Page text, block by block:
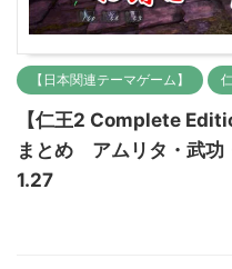
【日本関連テーマゲーム】
【仁王2 Complete
まとめ アムリタ・武
1.27